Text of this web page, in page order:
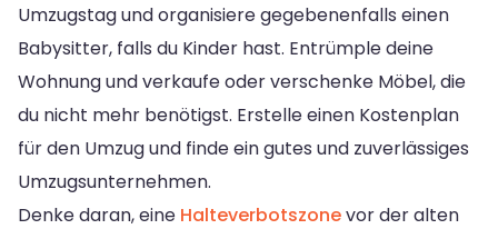
Umzugstag und organisiere gegebenenfalls einen
Babysitter, falls du Kinder hast. Entrümple deine
Wohnung und verkaufe oder verschenke Möbel, die
du nicht mehr benötigst. Erstelle einen Kostenplan
für den Umzug und finde ein gutes und zuverlässiges
Umzugsunternehmen.
Denke daran, eine Halteverbotszonevor der alten